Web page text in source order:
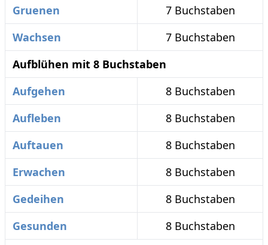
Gruenen
7 Buchstaben
Wachsen
7 Buchstaben
Aufblühen mit 8 Buchstaben
Aufgehen
8 Buchstaben
Aufleben
8 Buchstaben
Auftauen
8 Buchstaben
Erwachen
8 Buchstaben
Gedeihen
8 Buchstaben
Gesunden
8 Buchstaben